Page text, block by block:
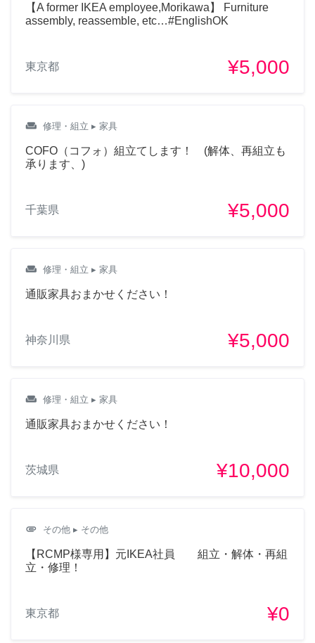
【A former IKEA employee,Morikawa】 Furniture
assembly, reassemble, etc…#EnglishOK
東京都 ¥5,000
weekend 修理・組立 ▸ 家具
COFO（コフォ）組立てします！ (解体、再組立も
承ります、)
千葉県 ¥5,000
weekend 修理・組立 ▸ 家具
通販家具おまかせください！
神奈川県 ¥5,000
weekend 修理・組立 ▸ 家具
通販家具おまかせください！
茨城県 ¥10,000
attachment その他 ▸ その他
【RCMP様専用】元IKEA社員 組立・解体・再組
立・修理！
東京都 ¥0